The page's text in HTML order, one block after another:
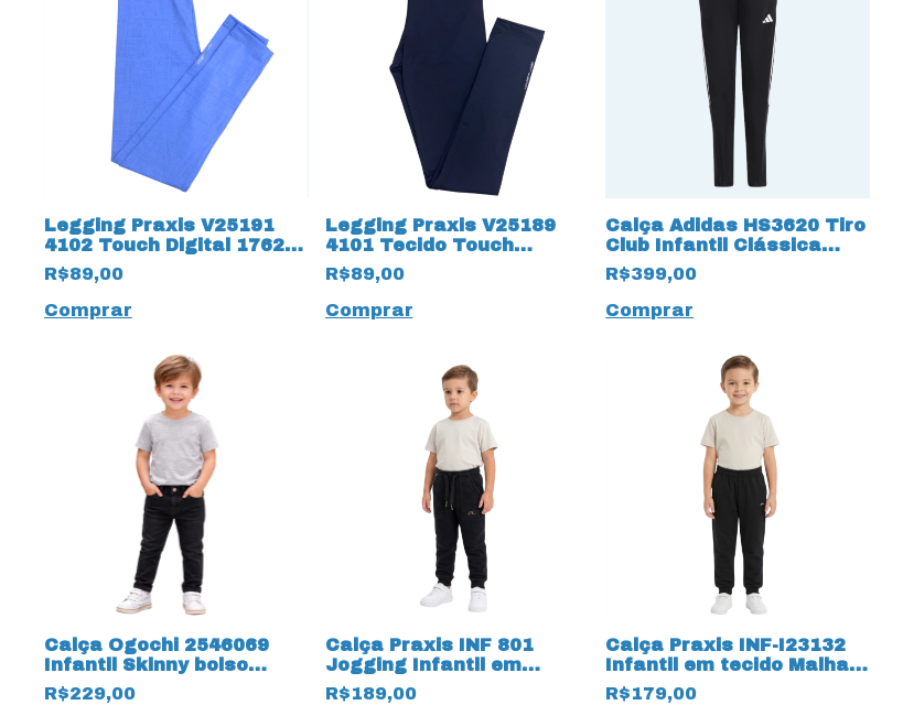
Legging Praxis V25191
4102 Touch Digital 17621
Infantil
R$89,00
Comprar
Legging Praxis V25189
4101 Tecido Touch
Infantil 17632 Preto
R$89,00
Comprar
Calça Adidas HS3620 Tiro
Club Infantil Clássica
Colegial 3 Listras 16072
Preto
R$399,00
Comprar
Calça Ogochi 2546069
Infantil Skinny bolso
19558 Faca
R$229,00
Calça Praxis INF 801
Jogging Infantil em
tecido Soft Pettenati
R$189,00
Calça Praxis INF-I23132
Infantil em tecido Malha
Thermo Preto
R$179,00